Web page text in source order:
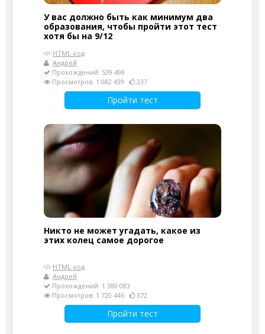
У вас должно быть как минимум два
образования, чтобы пройти этот тест
хотя бы на 9/12
HTML-код
Андрей
Прохождений: 539 498
Просмотров: 1 082 439
237
Пройти тест
Никто не может угадать, какое из
этих колец самое дорогое
HTML-код
Андрей
Прохождений: 1 380 083
Просмотров: 1 720 446
372
Пройти тест